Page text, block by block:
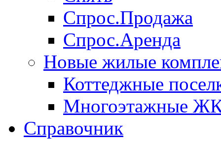
Спрос.Продажа
Спрос.Аренда
Новые жилые
Коттеджные
Многоэтажные
Справочник